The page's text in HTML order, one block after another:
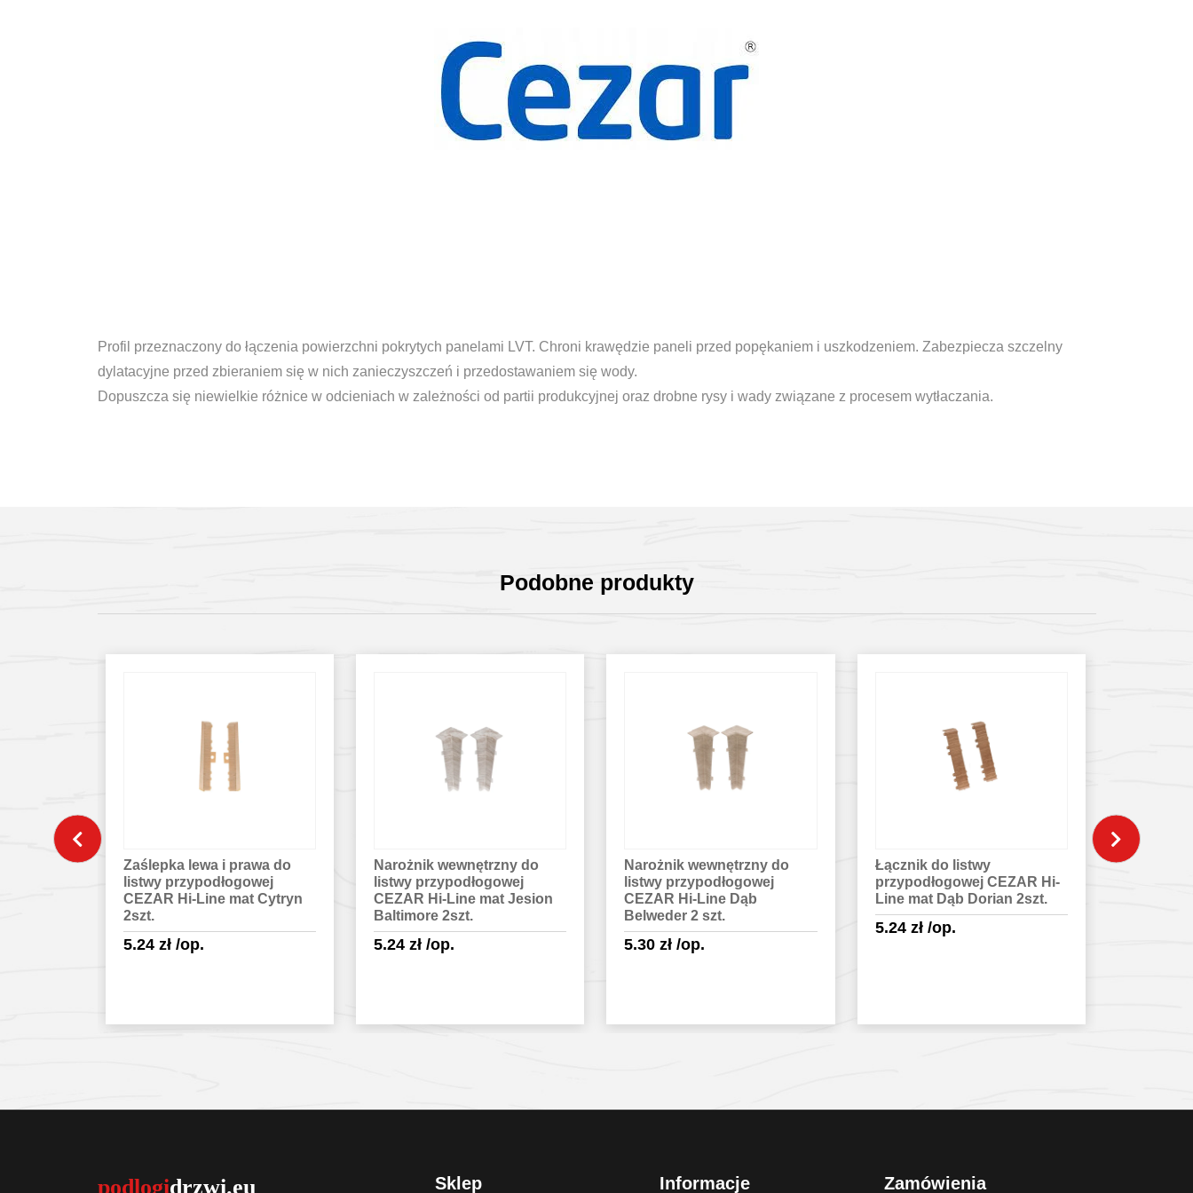
Profil przeznaczony do łączenia powierzchni pokrytych panelami LVT. Chroni krawędzie paneli przed popękaniem i uszkodzeniem. Zabezpiecza szczelny
dylatacyjne przed zbieraniem się w nich zanieczyszczeń i przedostawaniem się wody.
Dopuszcza się niewielkie różnice w odcieniach w zależności od partii produkcyjnej oraz drobne rysy i wady związane z procesem wytłaczania.
Podobne produkty
Narożnik wewnętrzny do
listwy przypodłogowej
CEZAR Hi-Line mat Jesion
Baltimore 2szt.
5.24 zł/op.
Narożnik wewnętrzny do
listwy przypodłogowej
CEZAR Hi-Line Dąb
Belweder 2 szt.
5.30zł /op.
Łącznik do listwy
przypodłogowej CEZAR Hi-
Line mat Dąb Dorian 2szt.
5.24zł/op.
Łącznik do listwy
przypodłogowej CEZAR Hi-
Line mat Dąb Masala 2szt.
5.24zł /op.
Zaślepka
Sklep Informacje Zamówienia